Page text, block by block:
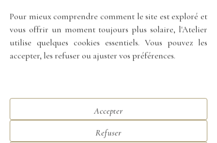
Pour mieux comprendre comment le site est exploré et
vous offrir un moment toujours plus solaire, l'Atelier
utilise quelques cookies essentiels. Vous pouvez les
accepter, les refuser ou ajuster vos préférences.
Accepter
Refuser
Cependant, certains chemins vibrent plus
juste. Lorsque vous vous alignez sur votre
fréquence originelle, la vie change de
êtes en résonance avec elle.